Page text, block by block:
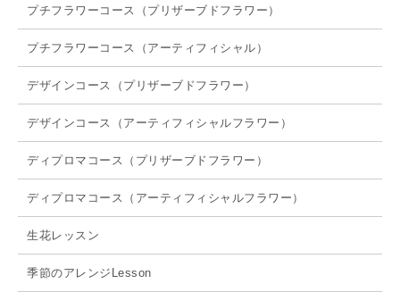
プチフラワーコース（プリザーブドフラワー）
プチフラワーコース（アーティフィシャル）
デザインコース（プリザーブドフラワー）
デザインコース（アーティフィシャルフラワー）
ディプロマコース（プリザーブドフラワー）
ディプロマコース（アーティフィシャルフラワー）
生花レッスン
季節のアレンジLesson